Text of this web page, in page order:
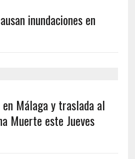
inundaciones en
Málaga y traslada al
Muerte este Jueves